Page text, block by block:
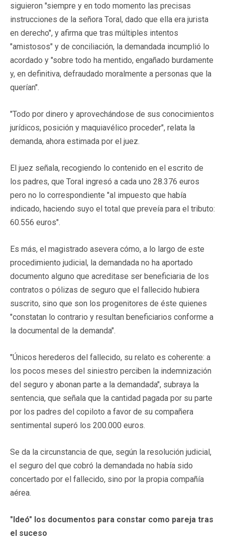
siguieron "siempre y en todo momento las precisas
instrucciones de la señora Toral, dado que ella era jurista
en derecho", y afirma que tras múltiples intentos
"amistosos" y de conciliación, la demandada incumplió lo
acordado y "sobre todo ha mentido, engañado burdamente
y, en definitiva, defraudado moralmente a personas que la
querían".
"Todo por dinero y aprovechándose de sus conocimientos
jurídicos, posición y maquiavélico proceder", relata la
demanda, ahora estimada por el juez.
El juez señala, recogiendo lo contenido en el escrito de
los padres, que Toral ingresó a cada uno 28.376 euros
pero no lo correspondiente "al impuesto que había
indicado, haciendo suyo el total que preveía para el tributo:
60.556 euros".
Es más, el magistrado asevera cómo, a lo largo de este
procedimiento judicial, la demandada no ha aportado
documento alguno que acreditase ser beneficiaria de los
contratos o pólizas de seguro que el fallecido hubiera
suscrito, sino que son los progenitores de éste quienes
"constatan lo contrario y resultan beneficiarios conforme a
la documental de la demanda".
"Únicos herederos del fallecido, su relato es coherente: a
los pocos meses del siniestro perciben la indemnización
del seguro y abonan parte a la demandada", subraya la
sentencia, que señala que la cantidad pagada por su parte
por los padres del copiloto a favor de su compañera
sentimental superó los 200.000 euros.
Se da la circunstancia de que, según la resolución judicial,
el seguro del que cobró la demandada no había sido
concertado por el fallecido, sino por la propia compañía
aérea.
"Ideó" los documentos para constar como pareja tras
el suceso